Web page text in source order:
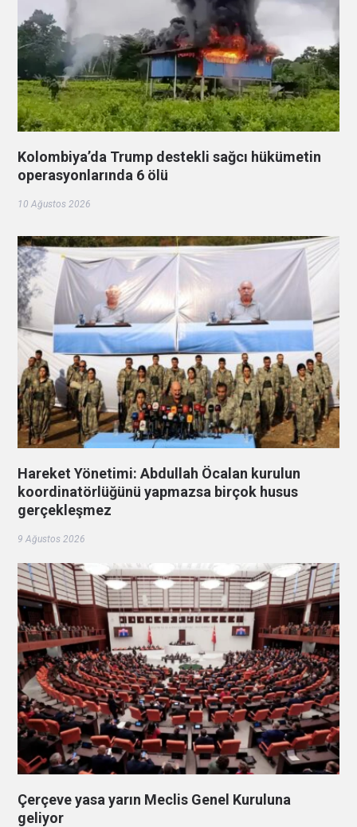
Kolombiya’da Trump destekli sağcı hükümetin
operasyonlarında 6 ölü
10 Ağustos 2026
Hareket Yönetimi: Abdullah Öcalan kurulun
koordinatörlüğünü yapmazsa birçok husus
gerçekleşmez
9 Ağustos 2026
Çerçeve yasa yarın Meclis Genel Kuruluna
geliyor